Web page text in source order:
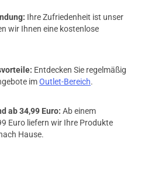
Ihre Zufriedenheit ist unser
wir Ihnen eine kostenlose
Entdecken Sie regelmäßig
imOutlet-Bereich.
ab 34,99 Euro: Ab einem
Euro liefern wir Ihre Produkte
Hause.